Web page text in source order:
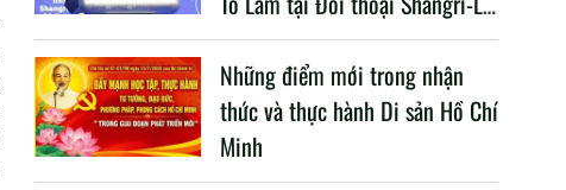
lần thứ 23
Những điểm mới trong nhận
thức và thực hành Di sản Hồ Chí
Minh